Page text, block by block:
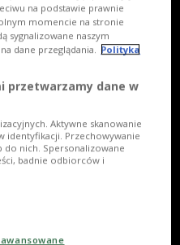
na podstawie prawnie
momencie na stronie
sygnalizowane naszym
dane przeglądania.
Polityka
przetwarzamy dane w
Aktywne skanowanie
identyfikacji. Przechowywanie
nich. Spersonalizowane
badnie odbiorców i